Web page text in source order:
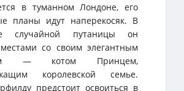
в туманном Лондоне, его
планы идут наперекосяк. В
случайной путаницы он
со своим элегантным
— котом Принцем,
королевской семье.
предстоит освоиться в